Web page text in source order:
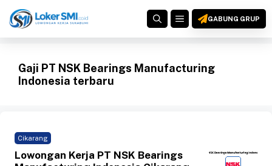
ke
MENUGABUNG GRUP
Gaji PT NSK Bearings Manufacturing
Indonesia terbaru
Cikarang
Lowongan Kerja PT NSK Bearings